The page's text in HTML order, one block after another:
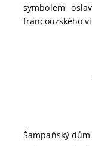
symbolem
francouzského
Šampaňský